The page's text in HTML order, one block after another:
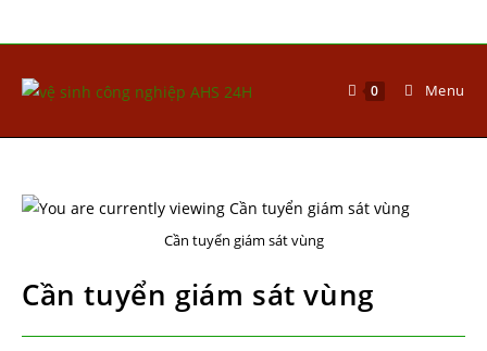
0 Menu
Cần tuyển giám sát vùng
Cần tuyển giám sát vùng